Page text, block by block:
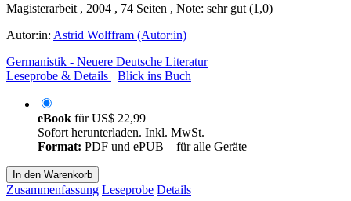
Magisterarbeit , 2004 , 74 Seiten , Note: sehr gut (1,0)
Autor:in: Astrid Wolffram (Autor:in)
Germanistik - Neuere Deutsche Literatur
Leseprobe & Details
Blick ins Buch
eBook fürUS$ 22,99
Sofort herunterladen. Inkl. MwSt.
Format: PDF und ePUB – für alle Geräte
In den Warenkorb
Zusammenfassung Leseprobe Details